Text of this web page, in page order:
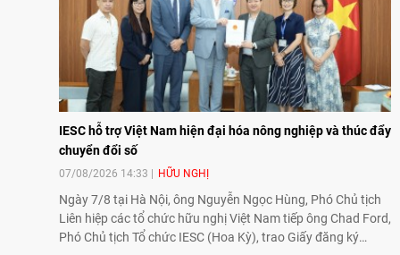
IESC hỗ trợ Việt Nam hiện đại hóa nông nghiệp và thúc đẩy
chuyển đổi số
07/08/2026 14:33 HỮU NGHỊ
Ngày 7/8 tại Hà Nội, ông Nguyễn Ngọc Hùng, Phó Chủ tịch
Liên hiệp các tổ chức hữu nghị Việt Nam tiếp ông Chad Ford,
Phó Chủ tịch Tổ chức IESC (Hoa Kỳ), trao Giấy đăng ký